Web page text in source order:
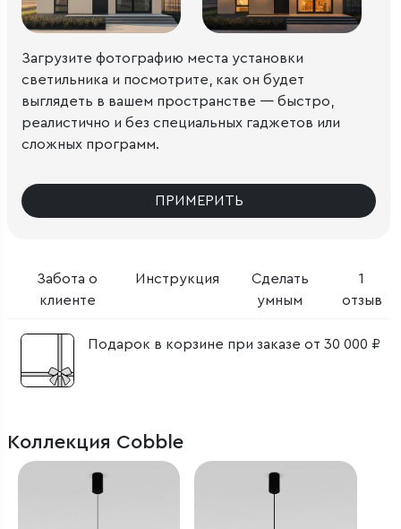
Забота о
клиенте
Инструкция
Сделать
умным
1
отзыв
Подарок в корзине при заказе от 30 000 ₽
Загрузите фотографию места установки
светильника и посмотрите, как он будет
выглядеть в вашем пространстве — быстро,
реалистично и без специальных гаджетов или
сложных программ.
ПРИМЕРИТЬ
Коллекция Cobble